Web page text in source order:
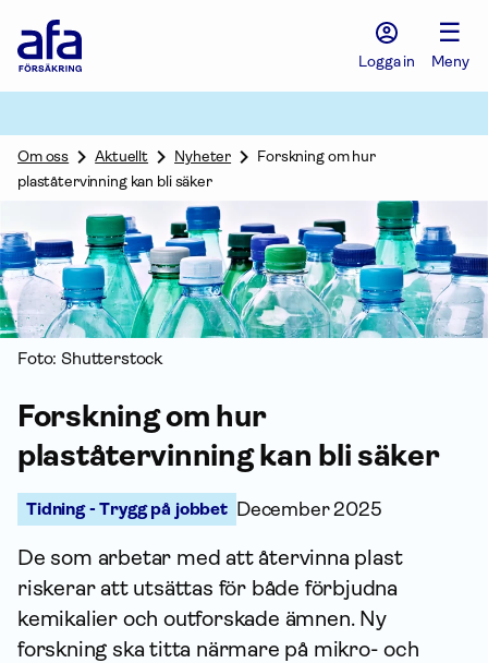
Försäkring
Logga in
☰
Meny
Om oss Aktuellt Nyheter
Forskning om hur
plaståtervinning kan bli säker
Foto: Shutterstock
Forskning om hur
plaståtervinning kan bli säker
Tidning - Trygg på jobbet December 2025
De som arbetar med att återvinna plast
riskerar att utsättas för både förbjudna
kemikalier och outforskade ämnen. Ny
forskning ska titta närmare på mikro- och